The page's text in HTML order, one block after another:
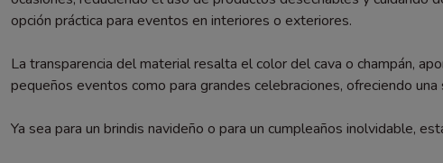
opción práctica para eventos en interiores o exteriores.
La transparencia del material resalta el color del cava o champán,
pequeños eventos como para grandes celebraciones, ofreciendo
Ya sea para un brindis navideño o para un cumpleaños inolvidable,